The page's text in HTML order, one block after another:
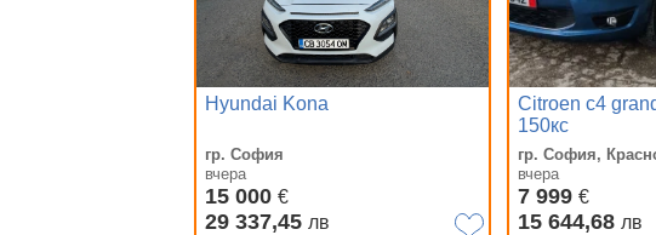
Hyundai Kona
гр. София
вчера
15 000 €
29 337,45 лв
Citroen c4
150кс
гр. София,
вчера
7 999 €
15 644,68 лв